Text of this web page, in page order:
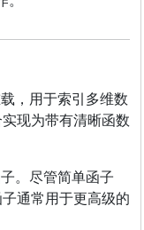
，用于索引多维数
现为带有清晰函数
。尽管简单函子
通常用于更高级的